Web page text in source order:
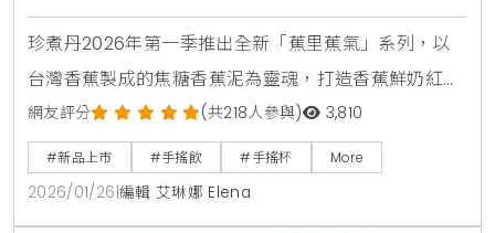
珍煮丹2026年第一季推出全新「蕉里蕉氣」系列，以
台灣香蕉製成的焦糖香蕉泥為靈魂，打造香蕉鮮奶紅，
香蕉奶青與香蕉可可奶三款特色飲品。新品結合烏瓦錫
蘭紅茶與純可可鮮奶，呈現清爽與濃郁兼具的獨特風
味，全台門市同步上市。
網友評分 (共218人參與) 3,810
#新品上市 #手搖飲 #手搖杯 More
2026/01/26 編輯 艾琳娜 Elena